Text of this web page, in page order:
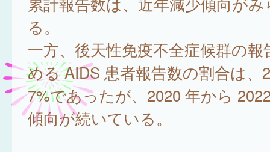
る。
一方、後天性免疫不全症候群の報
める AIDS 患者報告数の割合は、
7%であったが、2020 年から
傾向が続いている。